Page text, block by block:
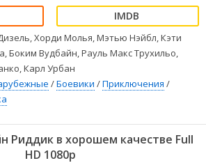
Хорди Молья, Мэтью Нэйбл, Кэти
Боким Вудбайн, Рауль Макс Трухильо,
Карл Урбан
/Боевики /Приключения /
Риддик в хорошем качестве Full
HD 1080p